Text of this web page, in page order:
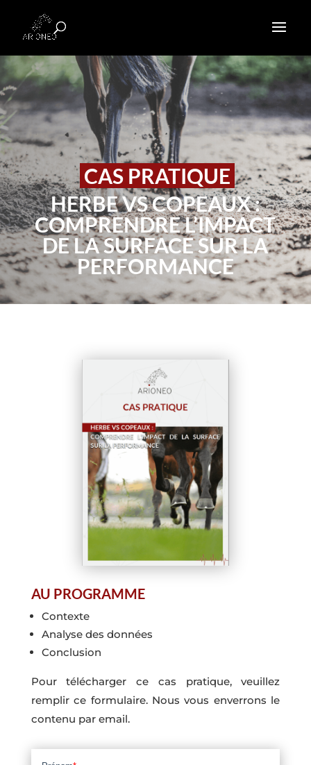
CAS PRATIQUE
HERBE VS COPEAUX :
COMPRENDRE L’IMPACT
DE LA SURFACE SUR LA
PERFORMANCE
AU PROGRAMME
Contexte
Analyse des données
Conclusion
Pour télécharger ce cas pratique, veuillez
remplir ce formulaire. Nous vous enverrons le
contenu par email.